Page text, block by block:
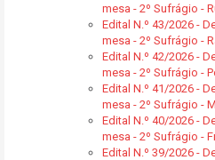
mesa - 2º Sufrágio -
Edital N.º 43/2026 -
mesa - 2º Sufrágio -
Edital N.º 42/2026 -
mesa - 2º Sufrágio -
Edital N.º 41/2026 -
mesa - 2º Sufrágio -
Edital N.º 40/2026 -
mesa - 2º Sufrágio -
Edital N.º 39/2026 -